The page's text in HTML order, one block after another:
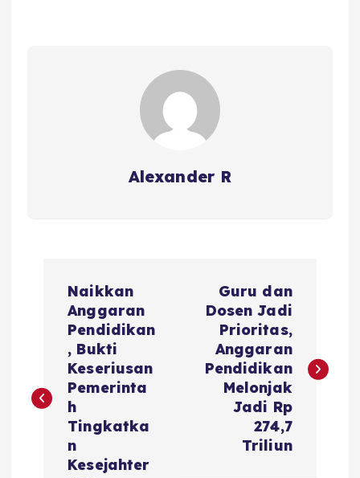
Alexander R
t
Naikkan
Anggaran
Pendidikan
, Bukti
Keseriusan
Pemerinta
h
Tingkatka
n
Kesejahter
Guru dan
Dosen Jadi
Prioritas,
Anggaran
Pendidikan
Melonjak
Jadi Rp
274,7
Triliun